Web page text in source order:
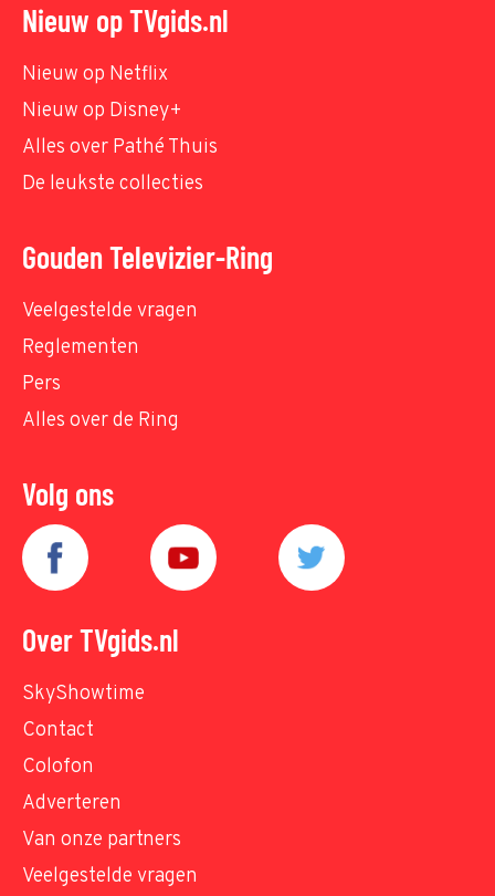
Nieuw op TVgids.nl
Nieuw op Netflix
Nieuw op Disney+
Alles over Pathé Thuis
De leukste collecties
Gouden Televizier-Ring
Veelgestelde vragen
Reglementen
Pers
Alles over de Ring
Volg ons
Over TVgids.nl
SkyShowtime
Contact
Colofon
Adverteren
Van onze partners
Veelgestelde vragen